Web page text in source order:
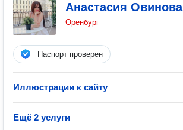
Анастасия Овинова
Оренбург
Паспорт проверен
Иллюстрации к сайту
Ещё 2 услуги